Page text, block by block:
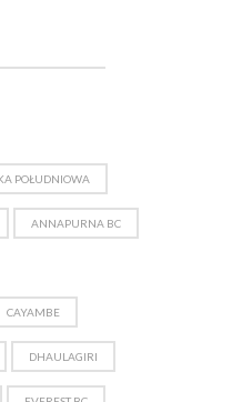
POŁUDNIOWA
ANNAPURNA BC
CAYAMBE
DHAULAGIRI